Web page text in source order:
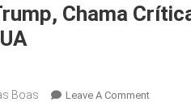
Chama
Boas Leave A CommentOn